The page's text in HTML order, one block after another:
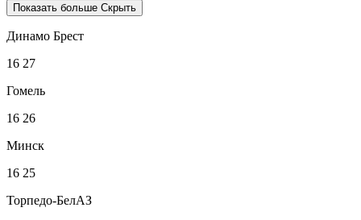
Показать больше Скрыть
Динамо Брест
16 27
Гомель
16 26
Минск
16 25
Торпедо-БелАЗ